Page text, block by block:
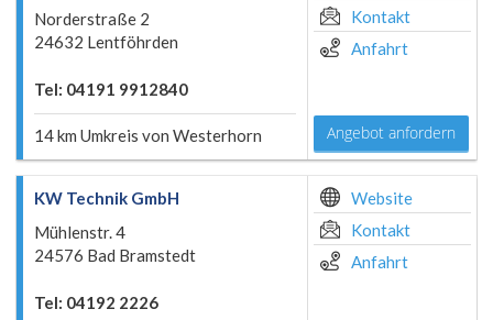
Norderstraße 2
24632 Lentföhrden
Tel: 04191 9912840
14 km Umkreis von Westerhorn
Kontakt
Anfahrt
Angebot anfordern
KW Technik GmbH
Mühlenstr. 4
24576 Bad Bramstedt
Tel: 04192 2226
Website
Kontakt
Anfahrt